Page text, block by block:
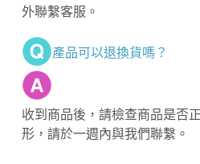
外聯繫客服。
產品可以退換貨嗎？
收到商品後，請檢查商品是否
形，請於一週內與我們聯繫。